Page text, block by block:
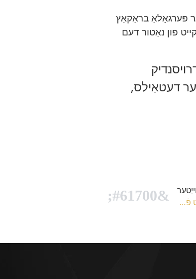
פּערגאָלאַ בראַקאַץ
פון נאַטור דעם
דעטאַילס,
ניו פּערגאָלאַ בראַקאַץ: פעסטקייַט טעסט פֿאַר דיין דרויסנדיק לעבן